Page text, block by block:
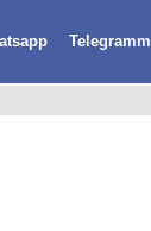
Telegramm